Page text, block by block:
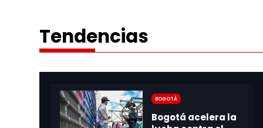
Tendencias
Bogotá